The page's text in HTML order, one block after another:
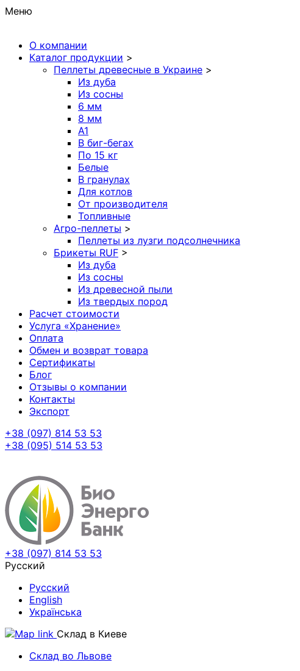
Меню
О компании
Каталог продукции >
Пеллеты древесные в Украине >
Из дуба
Из сосны
6 мм
8 мм
A1
В биг-бегах
По 15 кг
Белые
В гранулах
Для котлов
От производителя
Топливные
Агро-пеллеты >
Пеллеты из лузги подсолнечника
Брикеты RUF >
Из дуба
Из сосны
Из древесной пыли
Из твердых пород
Расчет стоимости
Услуга «Хранение»
Оплата
Обмен и возврат товара
Сертификаты
Блог
Отзывы о компании
Контакты
Экспорт
+38 (097) 814 53 53
+38 (095) 514 53 53
+38 (097) 814 53 53
Русский
Русский
English
Українська
Склад в Киеве
Склад во Львове